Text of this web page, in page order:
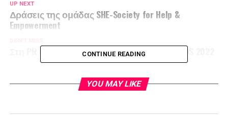
UP NEXT
Δράσεις της ομάδας SHE-Society for Help &
Empowerment
Στη PR BIZZ ΧΡΥΣΟ ΒΡΑΒΕΙΟ στα PR AWARDS 2022
CONTINUE READING
YOU MAY LIKE